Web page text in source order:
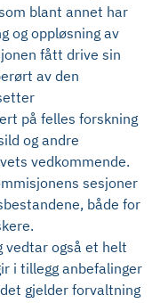
blant annet har
og oppløsning av
fått drive sin
av den
på felles forskning
og andre
vedkommende.
sesjoner
både for
vedtar også et helt
i tillegg anbefalinger
gjelder forvaltning